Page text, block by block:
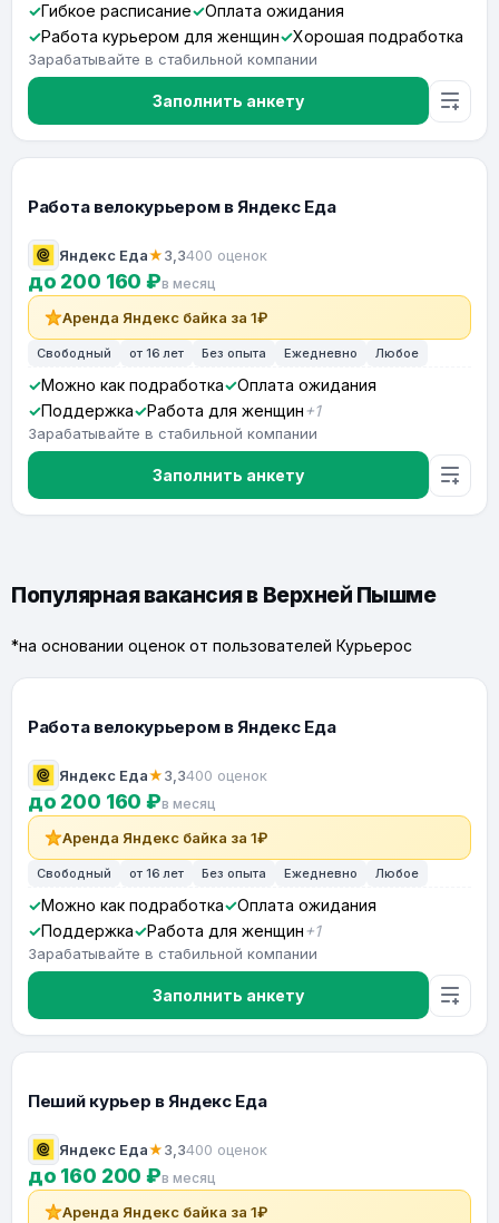
Гибкое расписание
Оплата ожидания
Работа курьером для женщин
Хорошая подработка
Зарабатывайте в стабильной компании
Заполнить анкету
Работа велокурьером в Яндекс Еда
Яндекс Еда★3,3400 оценок
до 200 160 ₽в месяц
Аренда Яндекс байка за 1₽
Свободный от 16 лет Без опыта Ежедневно Любое
Можно как подработка
Оплата ожидания
Поддержка
Работа для женщин +1
Зарабатывайте в стабильной компании
Заполнить анкету
Популярная вакансия в Верхней Пышме
*на основании оценок от пользователей Курьерос
Работа велокурьером в Яндекс Еда
Яндекс Еда★3,3400 оценок
до 200 160 ₽в месяц
Аренда Яндекс байка за 1₽
Свободный от 16 лет Без опыта Ежедневно Любое
Можно как подработка
Оплата ожидания
Поддержка
Работа для женщин +1
Зарабатывайте в стабильной компании
Заполнить анкету
Пеший курьер в Яндекс Еда
Яндекс Еда★3,3400 оценок
до 160 200 ₽в месяц
Аренда Яндекс байка за 1₽